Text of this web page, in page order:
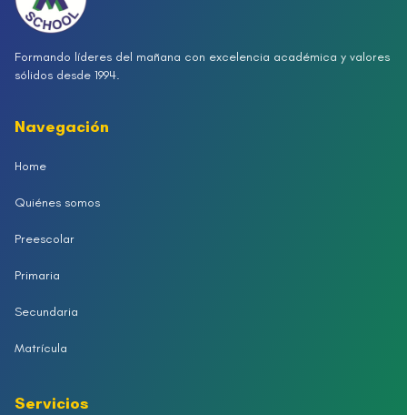
Formando líderes del mañana con excelencia académica y valores
sólidos desde 1994.
Navegación
Home
Quiénes somos
Preescolar
Primaria
Secundaria
Matrícula
Servicios